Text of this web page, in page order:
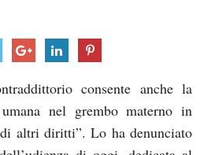
consente anche la
nel grembo materno in
altri diritti”. Lo ha denunciato